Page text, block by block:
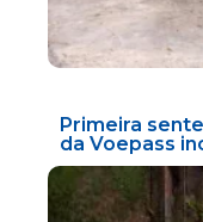
Primeira
da Voepass